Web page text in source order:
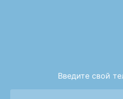
Введите свой